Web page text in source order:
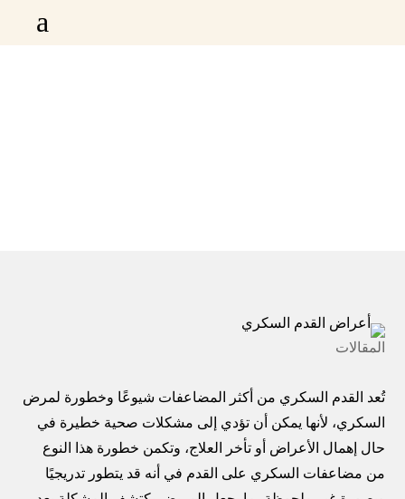
a
المقالات
تُعد القدم السكري من أكثر المضاعفات شيوعًا وخطورة لمرض
السكري، لأنها يمكن أن تؤدي إلى مشكلات صحية خطيرة في
حال إهمال الأعراض أو تأخر العلاج، وتكمن خطورة هذا النوع
من مضاعفات السكري على القدم في أنه قد يتطور تدريجيًا